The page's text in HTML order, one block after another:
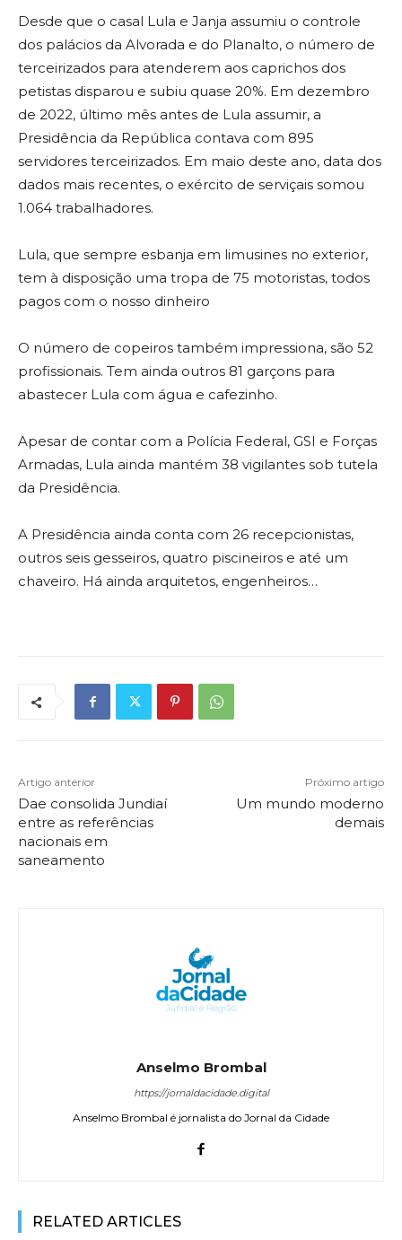
Desde que o casal Lula e Janja assumiu o controle
dos palácios da Alvorada e do Planalto, o número de
terceirizados para atenderem aos caprichos dos
petistas disparou e subiu quase 20%. Em dezembro
de 2022, último mês antes de Lula assumir, a
Presidência da República contava com 895
servidores terceirizados. Em maio deste ano, data dos
dados mais recentes, o exército de serviçais somou
1.064 trabalhadores.
Lula, que sempre esbanja em limusines no exterior,
tem à disposição uma tropa de 75 motoristas, todos
pagos com o nosso dinheiro
O número de copeiros também impressiona, são 52
profissionais. Tem ainda outros 81 garçons para
abastecer Lula com água e cafezinho.
Apesar de contar com a Polícia Federal, GSI e Forças
Armadas, Lula ainda mantém 38 vigilantes sob tutela
da Presidência.
A Presidência ainda conta com 26 recepcionistas,
outros seis gesseiros, quatro piscineiros e até um
chaveiro. Há ainda arquitetos, engenheiros…
Artigo anterior
Dae consolida Jundiaí
entre as referências
nacionais em
saneamento
Próximo artigo
Um mundo moderno
demais
Anselmo Brombal
https://jornaldacidade.digital
Anselmo Brombal é jornalista do Jornal da Cidade
RELATED ARTICLES